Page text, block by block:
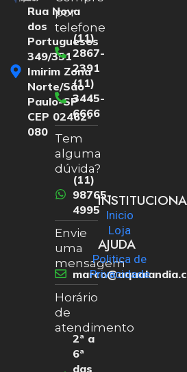
Rua Nova
dos
Portugueses
349/351
Imirim Zona
Norte/São
Paulo-SP
CEP 02462-
080
por
telefone
(11)
2867-
2391
(11)
3445-
6666
Tem
alguma
dúvida?
(11)
98765-
4995
Envie
uma
mensagem
Horário
de
atendimento
2ª a
6ª
das
Inicio
Loja
AJUDA
Politica de
Privacidade